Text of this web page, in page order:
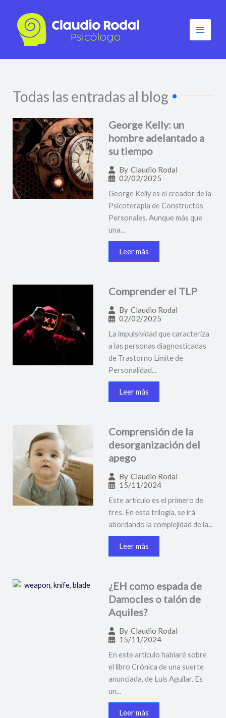
contenido
Todas las entradas al blog
George Kelly: un
hombre adelantado a
su tiempo
By Claudio Rodal
02/02/2025
George Kelly es el creador de la
Psicoterapia de Constructos
Personales. Aunque más que
una...
Leer más
Comprender el TLP
By Claudio Rodal
02/02/2025
La impulsividad que caracteriza
a las personas diagnosticadas
de Trastorno Límite de
Personalidad...
Leer más
Comprensión de la
desorganización del
apego
By Claudio Rodal
15/11/2024
Este artículo es el primero de
tres. En esta trilogía, se irá
abordando la complejidad de la...
Leer más
¿EH como espada de
Damocles o talón de
Aquiles?
By Claudio Rodal
15/11/2024
En este artículo hablaré sobre
el libro Crónica de una suerte
anunciada, de Luis Aguilar. Es
un...
Leer más